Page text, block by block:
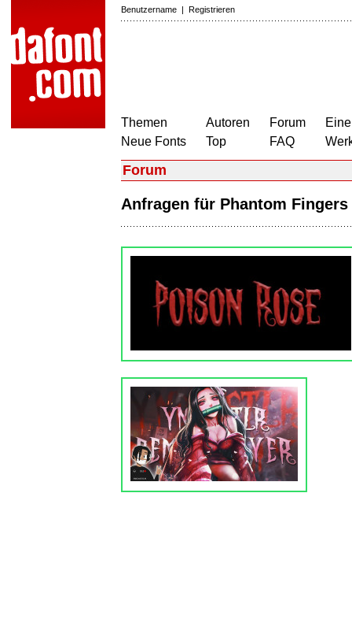
Benutzername | Registrieren
Themen
Neue Fonts
Autoren
Top
Forum
FAQ
Forum
Anfragen für Phantom